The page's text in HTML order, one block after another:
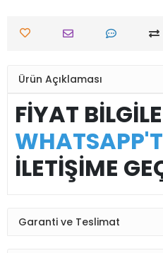
Ürün Açıklaması
FİYAT
İLETİŞİME
Garanti ve Teslimat